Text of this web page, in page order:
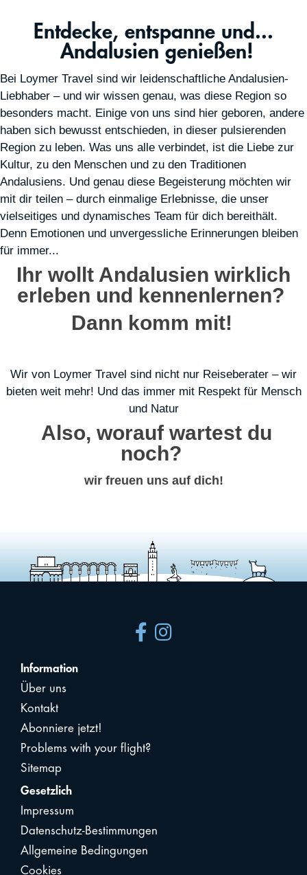
Entdecke, entspanne und...
Andalusien genießen!
Bei Loymer Travel sind wir leidenschaftliche Andalusien-
Liebhaber – und wir wissen genau, was diese Region so
besonders macht. Einige von uns sind hier geboren, andere
haben sich bewusst entschieden, in dieser pulsierenden
Region zu leben. Was uns alle verbindet, ist die Liebe zur
Kultur, zu den Menschen und zu den Traditionen
Andalusiens. Und genau diese Begeisterung möchten wir
mit dir teilen – durch einmalige Erlebnisse, die unser
vielseitiges und dynamisches Team für dich bereithält.
Denn Emotionen und unvergessliche Erinnerungen bleiben
für immer...
Ihr wollt Andalusien wirklich
erleben und kennenlernen?
Dann komm mit!
Wir von Loymer Travel sind nicht nur Reiseberater – wir
bieten weit mehr! Und das immer mit Respekt für Mensch
und Natur
Also, worauf wartest du
noch?
wir freuen uns auf dich!
Information
Über uns
Kontakt
Abonniere jetzt!
Problems with your flight?
Sitemap
Gesetzlich
Impressum
Datenschutz-Bestimmungen
Allgemeine Bedingungen
Cookies